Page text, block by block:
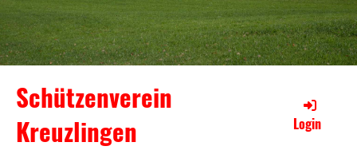
Schützenverein
Kreuzlingen
Login